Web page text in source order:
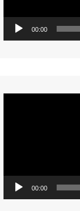
00:00
00:00